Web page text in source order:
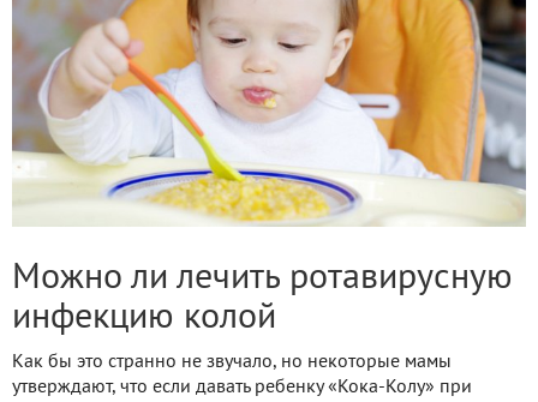
Можно ли лечить ротавирусную
инфекцию колой
Как бы это странно не звучало, но некоторые мамы
утверждают, что если давать ребенку «Кока-Колу» при